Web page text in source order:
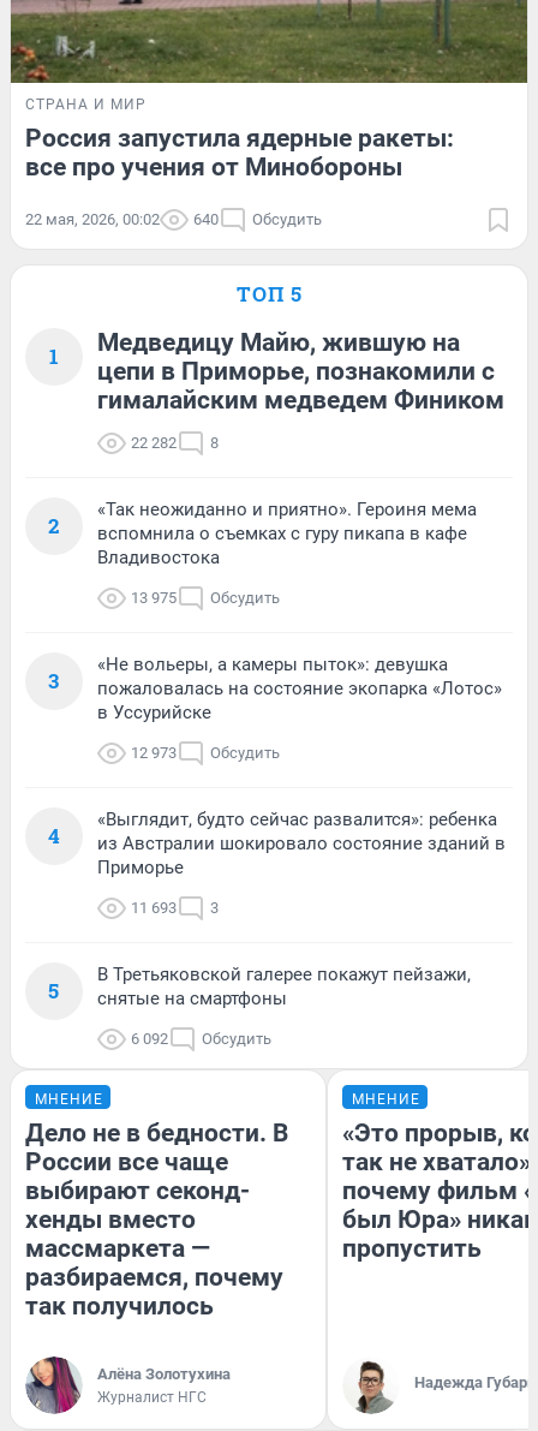
СТРАНА И МИР
Россия запустила ядерные ракеты:
все про учения от Минобороны
22 мая, 2026, 00:02 640 Обсудить
ТОП 5
1
Медведицу Майю, жившую на
цепи в Приморье, познакомили с
гималайским медведем Фиником
22 282 8
2
«Так неожиданно и приятно». Героиня мема
вспомнила о съемках с гуру пикапа в кафе
Владивостока
13 975 Обсудить
3
«Не вольеры, а камеры пыток»: девушка
пожаловалась на состояние экопарка «Лотос»
в Уссурийске
12 973 Обсудить
4
«Выглядит, будто сейчас развалится»: ребенка
из Австралии шокировало состояние зданий в
Приморье
11 693 3
5
В Третьяковской галерее покажут пейзажи,
снятые на смартфоны
6 092 Обсудить
МНЕНИЕ
Дело не в бедности. В
России все чаще
выбирают секонд-
хенды вместо
массмаркета —
разбираемся, почему
так получилось
Алёна Золотухина
Журналист НГС
МНЕНИЕ
«Это прорыв,
так не хватало»:
почему фильм
был Юра»
пропустить
Надежда Губарь